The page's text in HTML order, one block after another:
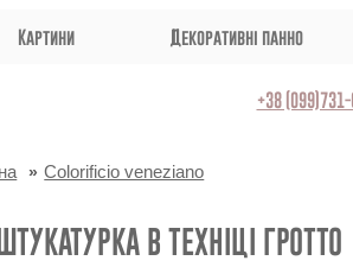
Картини Декоративні панно
+38
Colorificio veneziano
В ТЕХНІЦІ ГРОТТО